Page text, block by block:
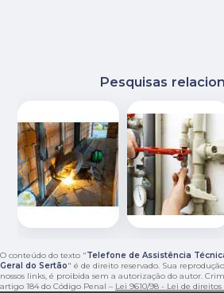
Pesquisas
‹
O conteúdo do texto "Telefone de Assistência
Geral do Sertão" é de direito reservado. Sua
nossos links, é proibida sem a autorização do autor.
artigo 184 do Código Penal – Lei 9610/98 - Lei de